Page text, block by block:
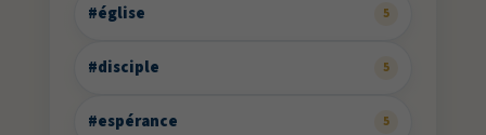
#église 5
#disciple 5
#espérance 5